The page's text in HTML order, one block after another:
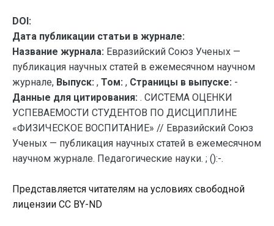
DOI:
Дата публикации статьи в журнале:
Название журнала: Евразийский Союз Ученых —
публикация научных статей в ежемесячном научном
журнале, Выпуск: , Том: , Страницы в выпуске: -
Данные для цитирования: . СИСТЕМА ОЦЕНКИ
УСПЕВАЕМОСТИ СТУДЕНТОВ ПО ДИСЦИПЛИНЕ
«ФИЗИЧЕСКОЕ ВОСПИТАНИЕ» // Евразийский Союз
Ученых — публикация научных статей в ежемесячном
научном журнале. Педагогические науки. ; ():-.
Представляется читателям на условиях свободной
лицензии CC BY-ND